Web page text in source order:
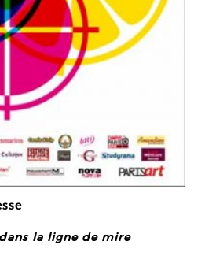
la ligne de mire